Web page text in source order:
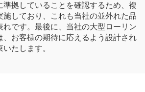
準拠していることを確認するため、複
施しており、これも当社の並外れた品
れです。最後に、当社の大型ローリン
、お客様の期待に応えるよう設計され
たします。